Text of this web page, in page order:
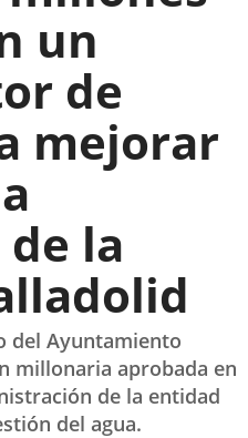
un
de
mejorar
la
del Ayuntamiento
millonaria aprobada en
de la entidad
del agua.